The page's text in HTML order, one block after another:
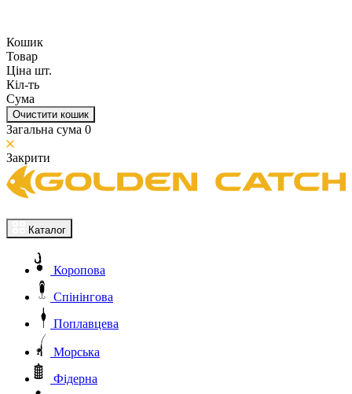
Кошик
Товар
Ціна шт.
Кіл-ть
Сума
Очистити кошик
Загальна сума 0
Закрити
Каталог
Коропова
Спінінгова
Поплавцева
Морська
Фідерна